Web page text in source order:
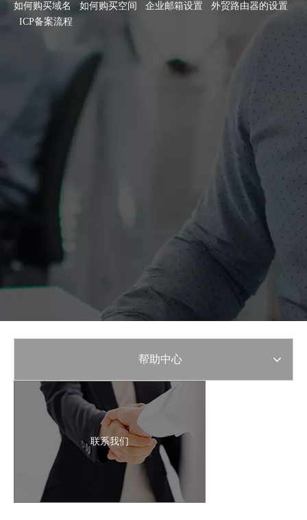
如何购买域名 如何购买空间 企业邮箱设置
外贸路由器的设置
ICP备案流程
帮助中心
联系我们